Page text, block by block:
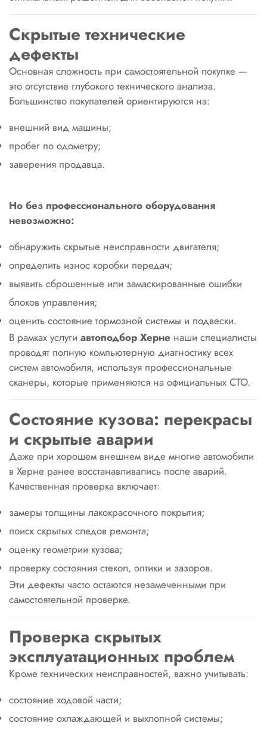
Скрытые технические
дефекты
Основная сложность при самостоятельной покупке —
это отсутствие глубокого технического анализа.
Большинство покупателей ориентируются на:
внешний вид машины;
пробег по одометру;
заверения продавца.
Но без профессионального оборудования
невозможно:
обнаружить скрытые неисправности двигателя;
определить износ коробки передач;
выявить сброшенные или замаскированные ошибки
блоков управления;
оценить состояние тормозной системы и подвески.
В рамках услуги автоподбор Херне наши специалисты
проводят полную компьютерную диагностику всех
систем автомобиля, используя профессиональные
сканеры, которые применяются на официальных СТО.
Состояние кузова: перекрасы
и скрытые аварии
Даже при хорошем внешнем виде многие автомобили
в Херне ранее восстанавливались после аварий.
Качественная проверка включает:
замеры толщины лакокрасочного покрытия;
поиск скрытых следов ремонта;
оценку геометрии кузова;
проверку состояния стекол, оптики и зазоров.
Эти дефекты часто остаются незамеченными при
самостоятельной проверке.
Проверка скрытых
эксплуатационных проблем
Кроме технических неисправностей, важно учитывать:
состояние ходовой части;
состояние охлаждающей и выхлопной системы;